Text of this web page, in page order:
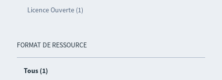
Licence Ouverte (1)
FORMAT DE RESSOURCE
Tous (1)